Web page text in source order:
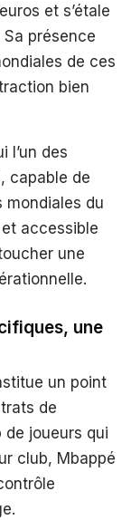
et s’étale
présence
de ces
bien
l’un des
capable de
mondiales du
accessible
une
une
un point
de
de joueurs qui
club, Mbappé